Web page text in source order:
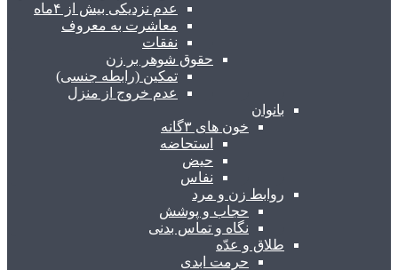
عدم نزدیکی بیش از ۴ماه
معاشرت به معروف
نفقات
حقوق شوهر بر زن
تمکین (رابطه جنسی)
عدم خروج از منزل
بانوان
خون های ۳گانه
استحاضه
حیض
نفاس
روابط زن و مرد
حجاب و پوشش
نگاه و تماس بدنی
طلاق و عدّه
حرمت ابدی